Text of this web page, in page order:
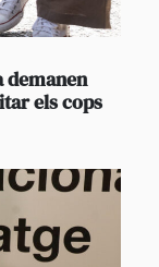
demanen
els cops